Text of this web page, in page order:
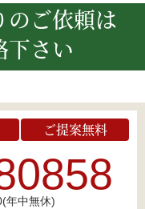
ご依頼は
さい
ご提案無料
年中無休)